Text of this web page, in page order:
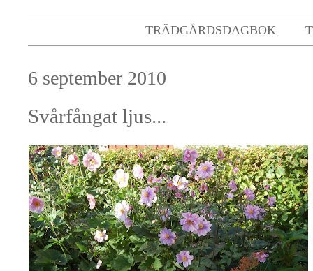
TRÄDGÅRDSDAGBOK
6 september 2010
Svårfångat ljus...